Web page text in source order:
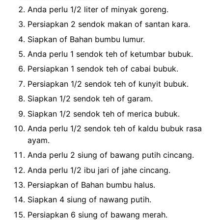
Anda perlu 1/2 liter of minyak goreng.
Persiapkan 2 sendok makan of santan kara.
Siapkan of Bahan bumbu lumur.
Anda perlu 1 sendok teh of ketumbar bubuk.
Persiapkan 1 sendok teh of cabai bubuk.
Persiapkan 1/2 sendok teh of kunyit bubuk.
Siapkan 1/2 sendok teh of garam.
Siapkan 1/2 sendok teh of merica bubuk.
Anda perlu 1/2 sendok teh of kaldu bubuk rasa
ayam.
Anda perlu 2 siung of bawang putih cincang.
Anda perlu 1/2 ibu jari of jahe cincang.
Persiapkan of Bahan bumbu halus.
Siapkan 4 siung of nawang putih.
Persiapkan 6 siung of bawang merah.